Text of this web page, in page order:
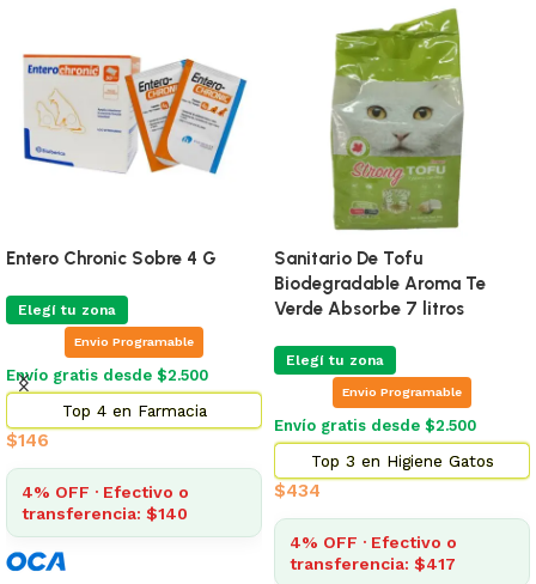
Entero Chronic Sobre 4 G
Elegí tu zona
Envio Programable
Envío gratis desde $2.500
Top 4 en Farmacia
$146
4% OFF · Efectivo o
transferencia: $140
Sanitario De Tofu
Biodegradable Aroma Te
Verde Absorbe 7 litros
Elegí tu zona
Envio Programable
Envío gratis desde $2.500
Top 3 en Higiene Gatos
$434
4% OFF · Efectivo o
transferencia: $417